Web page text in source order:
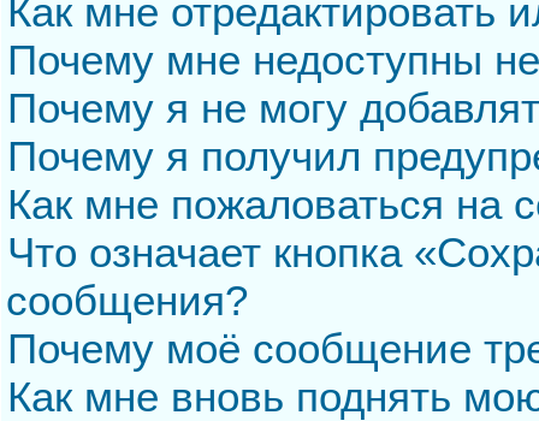
Как мне отредактировать
Почему мне недоступны
Почему я не могу
Почему я получил
Как мне пожаловаться на
Что означает кнопка
сообщения?
Почему моё сообщение
Как мне вновь поднять